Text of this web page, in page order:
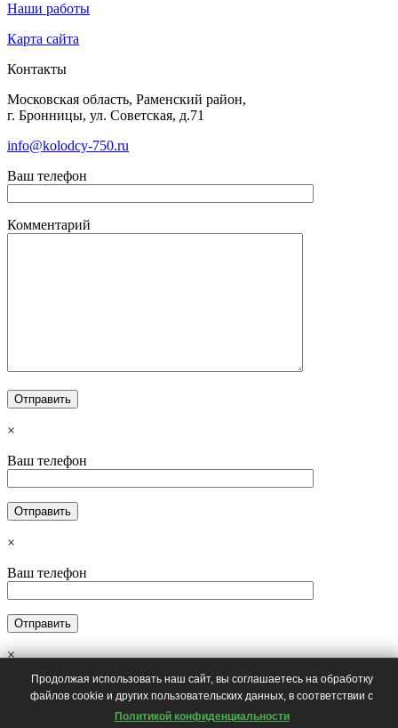
Продолжая использовать наш сайт, вы соглашаетесь на обработку
файлов cookie и других пользовательских данных, в соответствии с
Политикой конфиденциальности
Наши работы
Карта сайта
Контакты
Московская область, Раменский район,
г. Бронницы, ул. Советская, д.71
info@kolodcy-750.ru
Ваш телефон
Комментарий
×
Ваш телефон
×
Ваш телефон
×